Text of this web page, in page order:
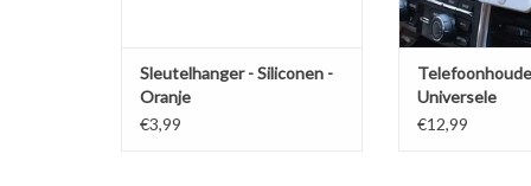
Sleutelhanger - Siliconen -
Oranje
€3,99
Universele
ventilatiehouder
€12,99